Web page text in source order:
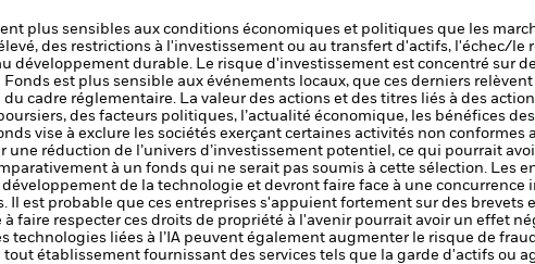
plus sensibles aux conditions économiques et politiques que les
des restrictions à l'investissement ou au transfert d'actifs, l'échec/le
développement durable. Le risque d'investissement est concentré sur
est plus sensible aux événements locaux, que ces derniers relèvent
cadre réglementaire. La valeur des actions et des titres liés à des
des facteurs politiques, l’actualité économique, les bénéfices
vise à exclure les sociétés exerçant certaines activités non conformes
une réduction de l’univers d’investissement potentiel, ce qui pourrait
à un fonds qui ne serait pas soumis à cette sélection. Les
de la technologie et devront faire face à une concurrence
Il est probable que ces entreprises s'appuient fortement sur des brevets
faire respecter ces droits de propriété à l'avenir pourrait avoir un effet
technologies liées à l’IA peuvent également augmenter le risque de
établissement fournissant des services tels que la garde d'actifs ou